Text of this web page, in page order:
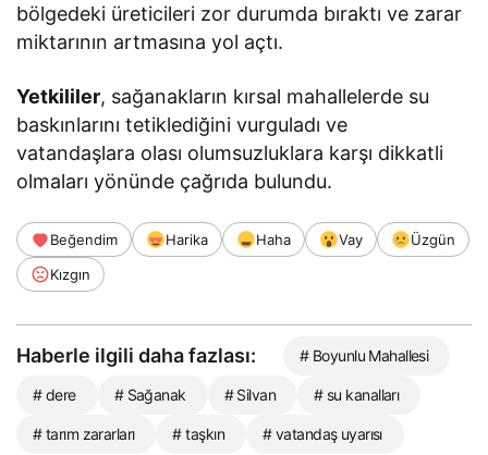
bölgedeki üreticileri zor durumda bıraktı ve zarar
miktarının artmasına yol açtı.
Yetkililer, sağanakların kırsal mahallelerde su
baskınlarını tetiklediğini vurguladı ve
vatandaşlara olası olumsuzluklara karşı dikkatli
olmaları yönünde çağrıda bulundu.
Beğendim Harika Haha Vay
Üzgün
Kızgın
Haberle ilgili daha fazlası: # Boyunlu Mahallesi
# dere # Sağanak # Silvan # su kanalları
# tarım zararları # taşkın # vatandaş uyarısı